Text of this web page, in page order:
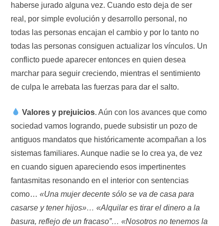
haberse jurado alguna vez. Cuando esto deja de ser
real, por simple evolución y desarrollo personal, no
todas las personas encajan el cambio y por lo tanto no
todas las personas consiguen actualizar los vínculos. Un
conflicto puede aparecer entonces en quien desea
marchar para seguir creciendo, mientras el sentimiento
de culpa le arrebata las fuerzas para dar el salto.
Valores y prejuicios. Aún con los avances que como
sociedad vamos logrando, puede subsistir un pozo de
antiguos mandatos que históricamente acompañan a los
sistemas familiares. Aunque nadie se lo crea ya, de vez
en cuando siguen apareciendo esos impertinentes
fantasmitas resonando en el interior con sentencias
como…«Una mujer decente sólo se va de casa para
casarse y tener hijos»… «Alquilar es tirar el dinero a la
basura, reflejo de un fracaso”… «Nosotros no tenemos la